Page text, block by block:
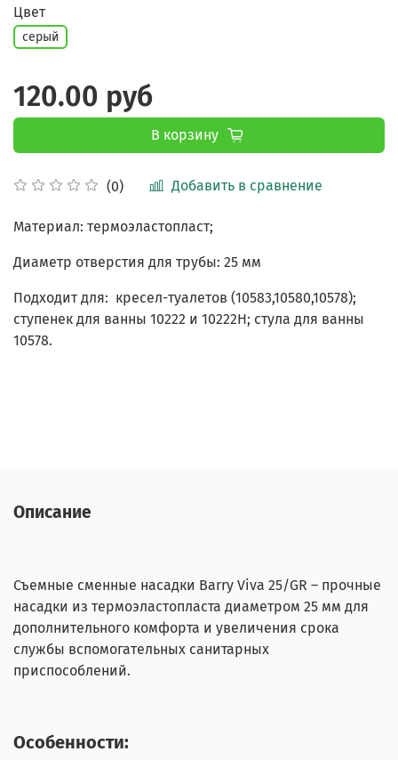
(0) Добавить в сравнение
Цвет
серый
120.00 руб
В корзину
Материал: термоэластопласт;
Диаметр отверстия для трубы: 25 мм
Подходит для: кресел-туалетов (10583,10580,10578);
ступенек для ванны 10222 и 10222H; стула для ванны
10578.
Описание
Съемные сменные насадки Barry Viva 25/GR – прочные
насадки из термоэластопласта диаметром 25 мм для
дополнительного комфорта и увеличения срока
службы вспомогательных санитарных
приспособлений.
Особенности: